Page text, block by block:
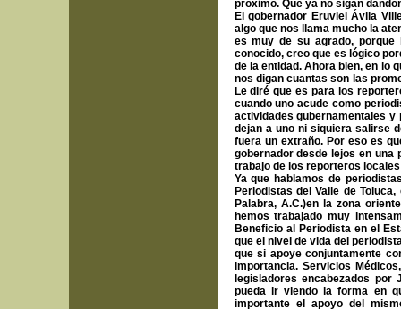
próximo. Que ya no sigan
El gobernador Eruviel Ávila
algo que nos llama mucho la
es muy de su agrado, porque
conocido, creo que es lógico
de la entidad. Ahora bien, en lo
nos digan cuantas son las
Le diré que es para los
cuando uno acude como
actividades gubernamentales
dejan a uno ni siquiera salirse
fuera un extraño. Por eso es
gobernador desde lejos en una
trabajo de los reporteros
Ya que hablamos de
Periodistas del Valle de
Palabra, A.C.)en la zona
hemos trabajado muy
Beneficio al Periodista en el
que el nivel de vida del
que si apoye conjuntamente
importancia. Servicios
legisladores encabezados
pueda ir viendo la forma en
importante el apoyo del